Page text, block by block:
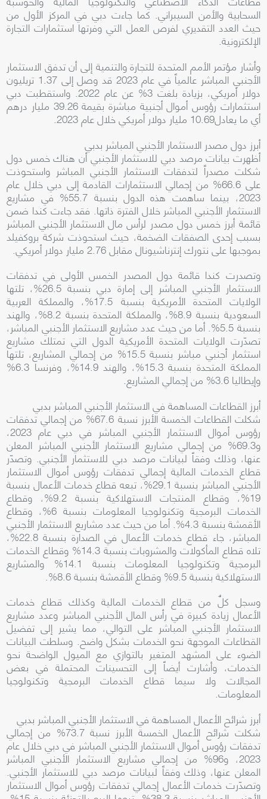
السحابية والأمن السيبراني. كما جاءت دبي في المركز الأول من
حيث العدد التقديري لفرص العمل التي وفرتها استثمارات التجارة
الإلكترونية.
وأشار مؤتمر الأمم المتحدة للتجارة والتنمية إلى أن تدفق الاستثمار
الأجنبي المباشر عالمياً في عام 2023 قد وصل إلى 1.37 تريليون
دولار أمريكي، بزيادة بلغت 3% عن عام 2022. واستقطبت دبي
استثمارات رؤوس أموال أجنبية مباشرة بقيمة 39.26 مليار درهم
أي ما يعادل10.69 مليار دولار أمريكي خلال عام 2023.
أبرز دول مصدر الاستثمار الأجنبي المباشر بدبي
أظهرت بيانات مرصد دبي للاستثمار الأجنبي أن هناك خمس دول
شكلت مصدراً لتدفقات الاستثمار الأجنبي المباشر واستحوذت
على 66.6% من إجمالي الاستثمارات القادمة إلى دبي خلال عام
2023، بينما ساهمت هذه الدول بنسبة 55.7% في مشاريع
الاستثمار الأجنبي المباشر خلال الفترة ذاتها. فقد جاءت كندا ضمن
قائمة أبرز خمس دول مصدر لرأس مال الاستثمار الأجنبي المباشر
بسبب إحدى الصفقات الضخمة، حيث استحوذت شركة بروكفيلد
بموجبها على نتورك إنترناشيونال مقابل 2.76 مليار دولار أمريكي.
وتصدرت كندا قائمة دول المصدر الخمس الأولى في تدفقات
الاستثمار الأجنبي المباشر إلى إمارة دبي بنسبة 26.5%، تلتها
الولايات المتحدة الأمريكية بنسبة 17.5%، والمملكة العربية
السعودية بنسبة 8.9%، والمملكة المتحدة بنسبة 8.2%، والهند
بنسبة 5.5%. أما من حيث عدد مشاريع الاستثمار الأجنبي المباشر،
تصدّرت الولايات المتحدة الأمريكية الدول التي تمتلك مشاريع
استثمار أجنبي مباشر بنسبة 15.5% من إجمالي المشاريع، تلتها
المملكة المتحدة بنسبة 15.3%، والهند 14.9%، وفرنسا 6.3%
وإيطاليا 3.6% من إجمالي المشاريع.
أبرز القطاعات المساهمة في الاستثمار الأجنبي المباشر بدبي
شكلت القطاعات الخمسة الأبرز نسبة 67.6% من إجمالي تدفقات
رؤوس أموال الاستثمار الأجنبي المباشر في دبي عام 2023،
و69.3% من إجمالي مشاريع الاستثمار الأجنبي المباشر المعلن
عنها، وذلك وفقاً لبيانات مرصد دبي للاستثمار الأجنبي. وتصدّر
قطاع الخدمات المالية إجمالي تدفقات رؤوس أموال الاستثمار
الأجنبي المباشر بنسبة 29.1%، تبعه قطاع خدمات الأعمال بنسبة
19%، وقطاع المنتجات الاستهلاكية بنسبة 9.2%، وقطاع
الخدمات البرمجية وتكنولوجيا المعلومات بنسبة 6%، وقطاع
الأقمشة بنسبة 4.3%. أما من حيث عدد مشاريع الاستثمار الأجنبي
المباشر، جاء قطاع خدمات الأعمال في الصدارة بنسبة 22.8%،
تلاه قطاع المأكولات والمشروبات بنسبة 14.3% وقطاع الخدمات
البرمجية وتكنولوجيا المعلومات بنسبة 14.1% والمشاريع
الاستهلاكية بنسبة 9.5% وقطاع الأقمشة بنسبة 8.6%.
وسجل كلٌ من قطاع الخدمات المالية وكذلك قطاع خدمات
الأعمال زيادة كبيرة في رأس المال الأجنبي المباشر وعدد مشاريع
الاستثمار الأجنبي المباشر على التوالي، مما يشير إلى تفضيل
القطاعات الموجهة نحو الخدمات بشكل واضح. وسلطت البيانات
الضوء على المشهد المتغير بالتوازي مع الميول الواضحة نحو
الخدمات، وأشارت أيضاً إلى التحسينات المحتملة في بعض
المجالات ولا سيما قطاع الخدمات البرمجية وتكنولوجيا
المعلومات.
أبرز شرائح الأعمال المساهمة في الاستثمار الأجنبي المباشر بدبي
شكلت شرائح الأعمال الخمسة الأبرز نسبة 73.7% من إجمالي
تدفقات رؤوس أموال الاستثمار الأجنبي المباشر في دبي خلال عام
2023، و96% من إجمالي مشاريع الاستثمار الأجنبي المباشر
المعلن عنها، وذلك وفقاً لبيانات مرصد دبي للاستثمار الأجنبي.
وتصدّرت خدمات الأعمال إجمالي تدفقات رؤوس أموال الاستثمار